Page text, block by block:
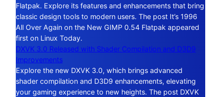
Flatpak. Explore its features and enhancements that bring
classic design tools to modern users. The post It’s 1996
All Over Again on the New GIMP 0.54 Flatpak appeared
first on Linux Today.
DXVK 3.0 Released with Shader Compilation and D3D9
Improvements
Explore the new DXVK 3.0, which brings advanced
shader compilation and D3D9 enhancements, elevating
your gaming experience to new heights. The post DXVK